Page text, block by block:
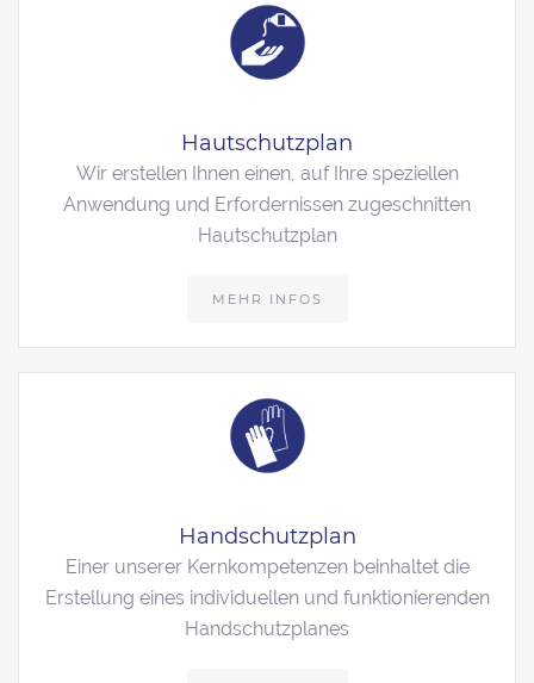
Hautschutzplan
Wir erstellen Ihnen einen, auf Ihre speziellen
Anwendung und Erfordernissen zugeschnitten
Hautschutzplan
MEHR INFOS
Handschutzplan
Einer unserer Kernkompetenzen beinhaltet die
Erstellung eines individuellen und funktionierenden
Handschutzplanes